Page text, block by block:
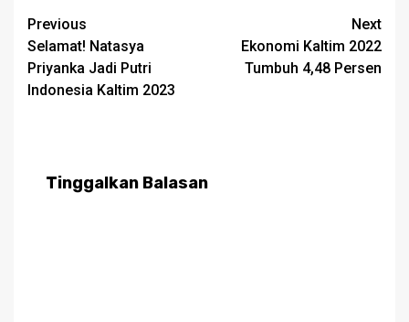
Post
navigation
Previous
Selamat! Natasya
Priyanka Jadi Putri
Indonesia Kaltim 2023
Next
Ekonomi Kaltim 2022
Tumbuh 4,48 Persen
Tinggalkan Balasan